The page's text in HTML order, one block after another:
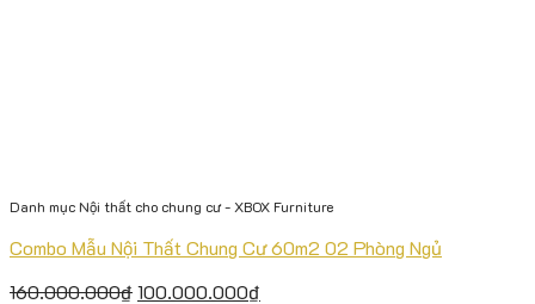
Danh mục Nội thất cho chung cư - XBOX Furniture
Combo Mẫu Nội Thất Chung Cư 60m2 02 Phòng Ngủ
160.000.000₫100.000.000₫